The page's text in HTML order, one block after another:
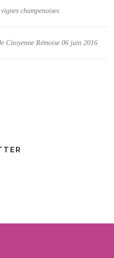
champenoises
Citoyenne Rémoise 06 juin 2016